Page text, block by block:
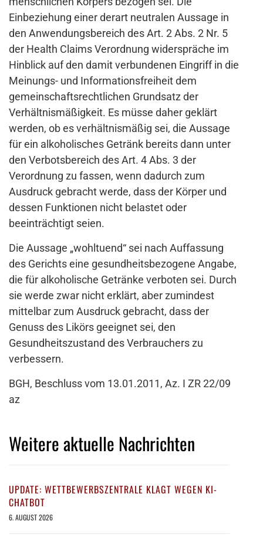
Einbeziehung einer derart neutralen Aussage in
den Anwendungsbereich des Art. 2 Abs. 2 Nr. 5
der Health Claims Verordnung widerspräche im
Hinblick auf den damit verbundenen Eingriff in die
Meinungs- und Informationsfreiheit dem
gemeinschaftsrechtlichen Grundsatz der
Verhältnismäßigkeit. Es müsse daher geklärt
werden, ob es verhältnismäßig sei, die Aussage
für ein alkoholisches Getränk bereits dann unter
den Verbotsbereich des Art. 4 Abs. 3 der
Verordnung zu fassen, wenn dadurch zum
Ausdruck gebracht werde, dass der Körper und
dessen Funktionen nicht belastet oder
beeinträchtigt seien.
Die Aussage „wohltuend“ sei nach Auffassung
des Gerichts eine gesundheitsbezogene Angabe,
die für alkoholische Getränke verboten sei. Durch
sie werde zwar nicht erklärt, aber zumindest
mittelbar zum Ausdruck gebracht, dass der
Genuss des Likörs geeignet sei, den
Gesundheitszustand des Verbrauchers zu
verbessern.
BGH, Beschluss vom 13.01.2011, Az. I ZR 22/09
az
Weitere aktuelle Nachrichten
UPDATE: WETTBEWERBSZENTRALE KLAGT WEGEN KI-
CHATBOT
6. AUGUST 2026